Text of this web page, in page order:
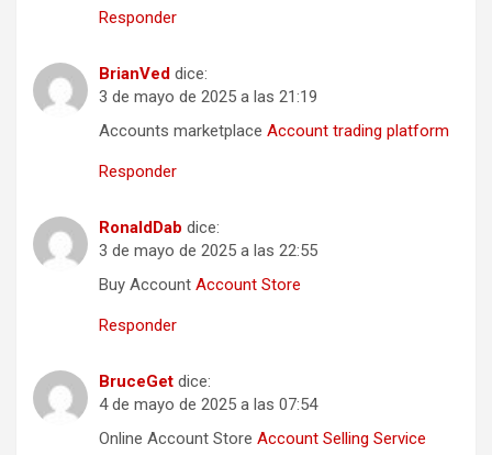
Responder
BrianVed dice:
3 de mayo de 2025 a las 21:19
Accounts marketplace Account trading platform
Responder
RonaldDab dice:
3 de mayo de 2025 a las 22:55
Buy Account Account Store
Responder
BruceGet dice:
4 de mayo de 2025 a las 07:54
Online Account Store Account Selling Service